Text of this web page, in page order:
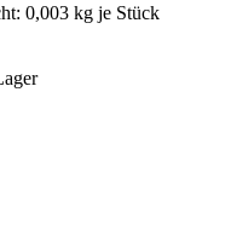
0,003 kg je Stück